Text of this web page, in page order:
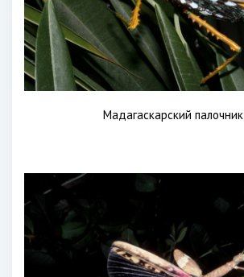
Мадагаскарский палочник